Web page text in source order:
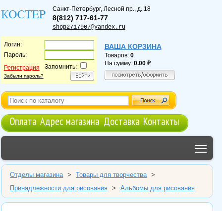
Санкт-Петербург, Лесной пр., д. 18
8(812) 717-61-77
shop2717907@yandex.ru
Логин:
Пароль:
Регистрация
Забыли пароль?
Запомнить:
ВАША КОРЗИНА
Товаров: 0
На сумму: 0.00
Оплата Адрес магазина Доставка Контакты
Отделы магазина > Товары для творчества
>
Принадлежности для рисования
> Альбомы для рисования